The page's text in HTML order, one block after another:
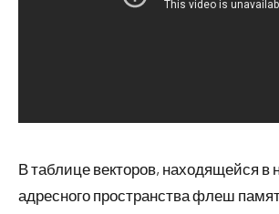
В таблице векторов, находящейся в
адресного пространства флеш